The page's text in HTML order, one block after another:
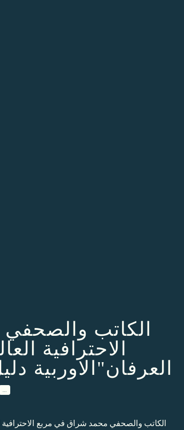
الكاتب
الاحترافية
العرفان"الاوربية
الكاتب والصحفي محمد شراق في مربع الاحترافية